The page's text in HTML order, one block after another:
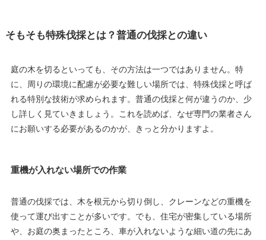
そもそも特殊伐採とは？普通の伐採との違い
庭の木を切るといっても、その方法は一つではありません。特
に、周りの環境に配慮が必要な難しい場所では、特殊伐採と呼ば
れる特別な技術が求められます。普通の伐採と何が違うのか、少
し詳しく見ていきましょう。これを読めば、なぜ専門の業者さん
にお願いする必要があるのかが、きっと分かりますよ。
重機が入れない場所での作業
普通の伐採では、木を根元から切り倒し、クレーンなどの重機を
使って運び出すことが多いです。でも、住宅が密集している場所
や、お庭の奥まったところ、車が入れないような細い道の先にあ